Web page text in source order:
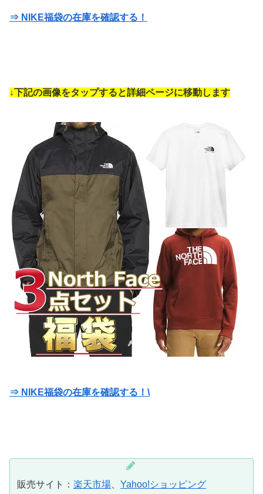
⇒ NIKE福袋の在庫を確認する！
↓下記の画像をタップすると詳細ページに移動します
⇒ NIKE福袋の在庫を確認する！\
販売サイト： 楽天市場 Yahoo!ショッピング